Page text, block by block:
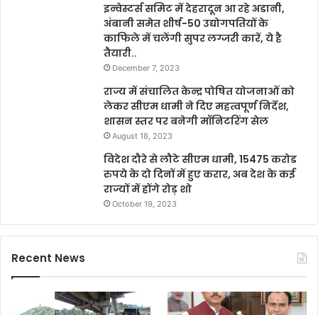
इन्वेस्टर्स समिट में देहरादून आ रहे अडानी,
अंबानी समेत शीर्ष-50 उद्योगपतियों के
काफिले में चलेंगी सुपर लग्जरी कारें, ये है
तैयारी..
December 7, 2023
राज्य में संचालित केन्द्र पोषित योजनाओं को
लेकर सीएम धामी ने दिए महत्वपूर्ण निर्देश,
शासन स्तर पर बनेगी मॉनिटरिंग सेल
August 18, 2023
विदेश दौरे से लौटे सीएम धामी, 15475 करोड
रुपये के दो दिनों में हुए करार, अब देश के कई
राज्यों में होंगे रोड़ शो
October 19, 2023
Recent News